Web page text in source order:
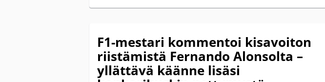
F1-mestari kommentoi kisavoiton
riistämistä Fernando Alonsolta –
yllättävä käänne lisäsi